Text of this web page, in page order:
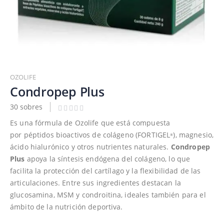
al
comienzo
de
la
galería
imágenes
OZOLIFE
Condropep Plus
30 sobres
Es una fórmula de Ozolife que está compuesta
por péptidos bioactivos de colágeno (FORTIGEL®), magnesio,
ácido hialurónico y otros nutrientes naturales. Condropep
Plus apoya la síntesis endógena del colágeno, lo que
facilita la protección del cartílago y la flexibilidad de las
articulaciones. Entre sus ingredientes destacan la
glucosamina, MSM y condroitina, ideales también para el
ámbito de la nutrición deportiva.